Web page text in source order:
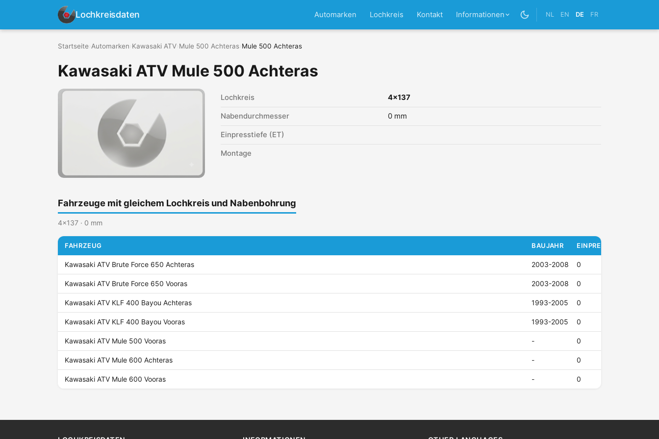
Lochkreisdaten Automarken Lochkreis Kontakt Informationen NL EN DE FR
Startseite Automarken Kawasaki ATV Mule 500 Achteras Mule 500 Achteras
Kawasaki ATV Mule 500 Achteras
Lochkreis 4x137
Nabendurchmesser 0 mm
Einpresstiefe (ET)
Montage
Fahrzeuge mit gleichem Lochkreis und Nabenbohrung
4x137 · 0 mm
FAHRZEUG BAUJAHR EINPRESSTIEFE (ET)
Kawasaki ATV Brute Force 650 Achteras 2003-2008 0
Kawasaki ATV Brute Force 650 Vooras 2003-2008 0
Kawasaki ATV KLF 400 Bayou Achteras 1993-2005 0
Kawasaki ATV KLF 400 Bayou Vooras 1993-2005 0
Kawasaki ATV Mule 500 Vooras - 0
Kawasaki ATV Mule 600 Achteras - 0
Kawasaki ATV Mule 600 Vooras - 0